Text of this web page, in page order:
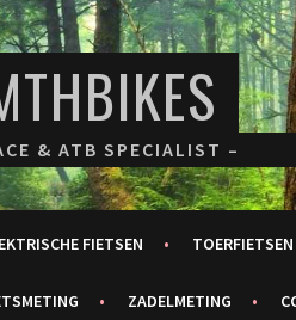
& ATB SPECIALIST –
FIETSEN TOERFIETSEN
ZADELMETING